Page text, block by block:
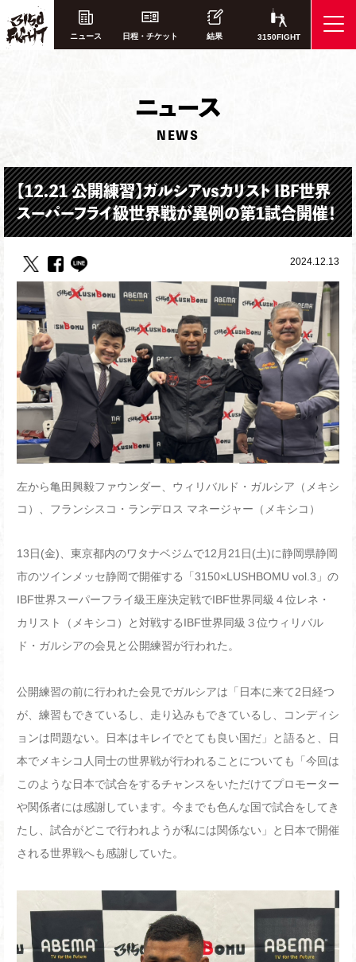
ニュース 日程・チケット 結果 3150FIGHT
ニュース
NEWS
【12.21 公開練習】ガルシアvsカリスト IBF世界
スーパーフライ級世界戦が異例の第1試合開催！
2024.12.13
左から亀田興毅ファウンダー、ウィリバルド・ガルシア（メキシ
コ）、フランシスコ・ランデロス マネージャー （メキシコ）
13日(金) 、東京都内のワタナベジムで12 月 21 日(土)に静岡県静岡
市のツインメッセ静岡で開催する「 3150×LUSHBOMU vol.3 」の
IBF世界スーパーフライ級王座決定戦でIBF世界同級４位レネ・
カリスト（メキシコ）と対戦するIBF世界同級３位ウィリバル
ド・ガルシアの会見と公開練習が行われた。
公開練習の前に行われた会見でガルシアは「日本に来て2日経つ
が、練習もできているし、走り込みもできているし、コンディシ
ョンは問題ない。日本はキレイでとても良い国だ」と語ると、日
本でメキシコ人同士の世界戦が行われることについても「今回は
このような日本で試合をするチャンスをいただけてプロモーター
や関係者には感謝しています。今までも色んな国で試合をしてき
たし、試合がどこで行われようが私には関係ない」と日本で開催
される世界戦へも感謝していた。